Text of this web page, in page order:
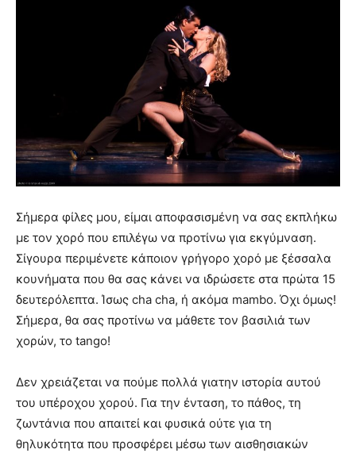
Σήμερα φίλες μου, είμαι αποφασισμένη να σας εκπλήκω
με τον χορό που επιλέγω να προτίνω για εκγύμναση.
Σίγουρα περιμένετε κάποιον γρήγορο χορό με ξέσσαλα
κουνήματα που θα σας κάνει να ιδρώσετε στα πρώτα 15
δευτερόλεπτα. Ίσως cha cha, ή ακόμα mambo. Όχι όμως!
Σήμερα, θα σας προτίνω να μάθετε τον βασιλιά των
χορών, το tango!
Δεν χρειάζεται να πούμε πολλά γιατην ιστορία αυτού
του υπέροχου χορού. Για την ένταση, το πάθος, τη
ζωντάνια που απαιτεί και φυσικά ούτε για τη
θηλυκότητα που προσφέρει μέσω των αισθησιακών